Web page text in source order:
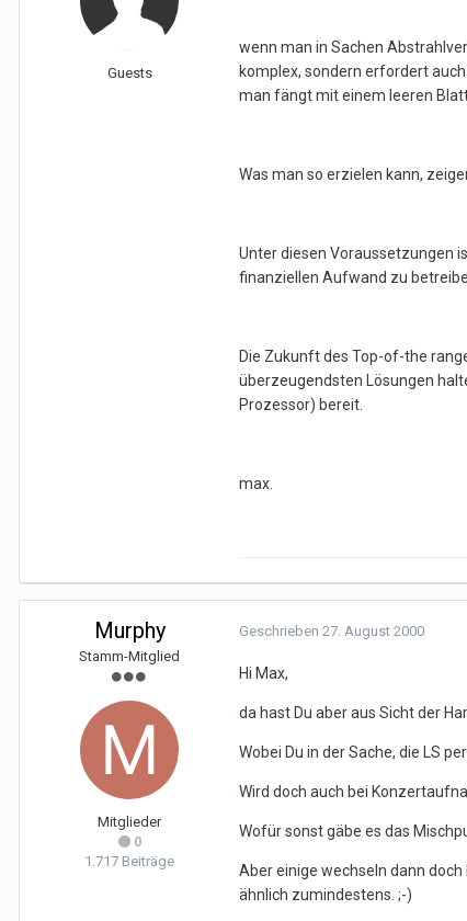
Guests
wenn man in Sachen
komplex, sondern erfordert
man fängt mit einem leeren Blatt
Was man so erzielen kann,
Unter diesen Voraussetzungen
finanziellen Aufwand zu
Die Zukunft des Top-of-the
überzeugendsten Lösungen
Prozessor) bereit.
max.
Murphy
Stamm-Mitglied
Mitglieder
0
1.717 Beiträge
Geschrieben 27. August 2000
Hi Max,
da hast Du aber aus Sicht der
Wobei Du in der Sache, die LS
Wird doch auch bei
Wofür sonst gäbe es das
Aber einige wechseln dann
ähnlich zumindestens. ;-)